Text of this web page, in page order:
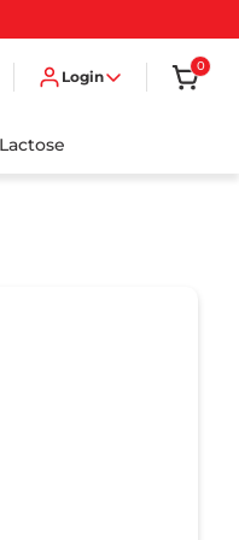
Login
0